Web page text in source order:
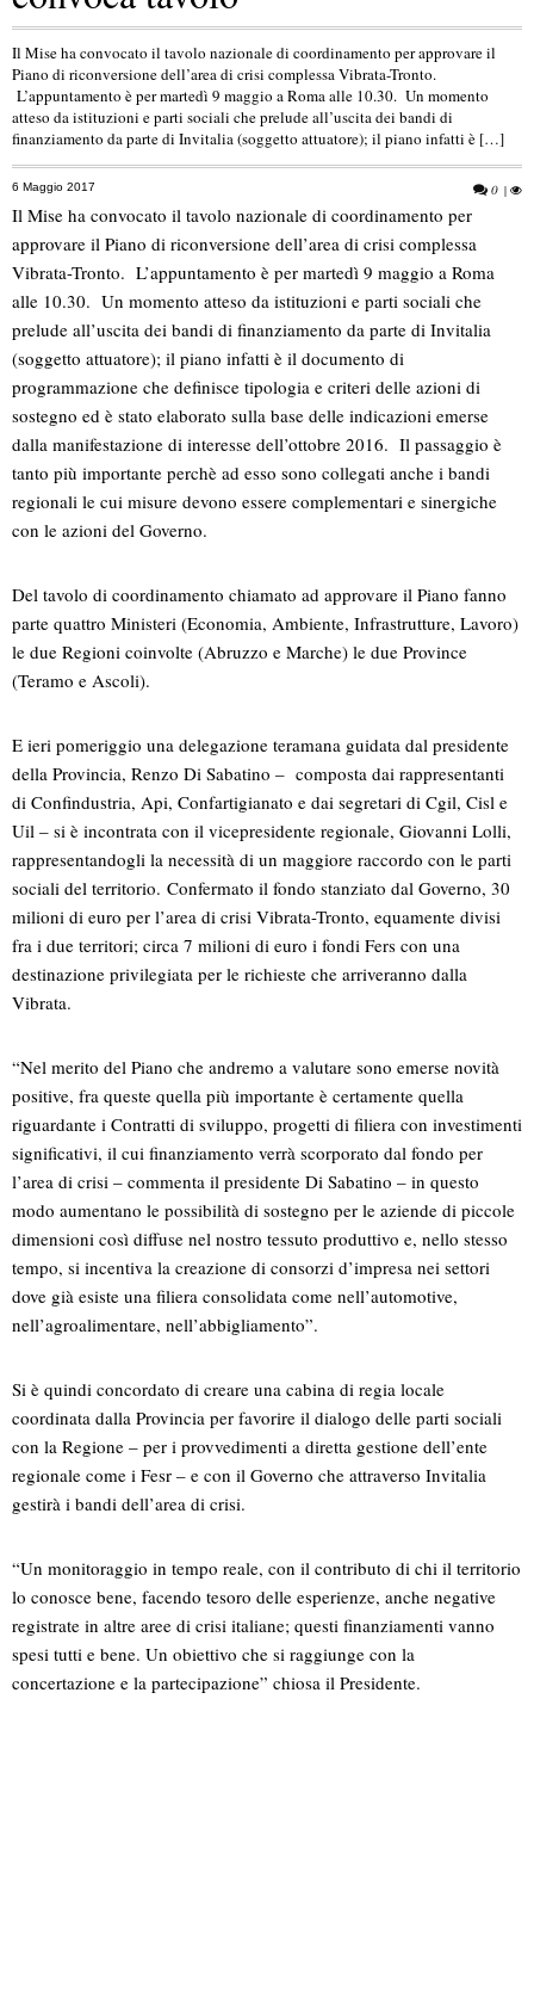
Il Mise ha convocato il tavolo nazionale di coordinamento per approvare il
Piano di riconversione dell’area di crisi complessa Vibrata-Tronto.
L’appuntamento è per martedì 9 maggio a Roma alle 10.30. Un momento
atteso da istituzioni e parti sociali che prelude all’uscita dei bandi di
finanziamento da parte di Invitalia (soggetto attuatore); il piano infatti è […]
6 Maggio 2017 0 |
Il Mise ha convocato il tavolo nazionale di coordinamento per
approvare il Piano di riconversione dell’area di crisi complessa
Vibrata-Tronto. L’appuntamento è per martedì 9 maggio a Roma
alle 10.30. Un momento atteso da istituzioni e parti sociali che
prelude all’uscita dei bandi di finanziamento da parte di Invitalia
(soggetto attuatore); il piano infatti è il documento di
programmazione che definisce tipologia e criteri delle azioni di
sostegno ed è stato elaborato sulla base delle indicazioni emerse
dalla manifestazione di interesse dell’ottobre 2016. Il passaggio è
tanto più importante perchè ad esso sono collegati anche i bandi
regionali le cui misure devono essere complementari e sinergiche
con le azioni del Governo.
Del tavolo di coordinamento chiamato ad approvare il Piano fanno
parte quattro Ministeri (Economia, Ambiente, Infrastrutture, Lavoro)
le due Regioni coinvolte (Abruzzo e Marche) le due Province
(Teramo e Ascoli).
E ieri pomeriggio una delegazione teramana guidata dal presidente
della Provincia, Renzo Di Sabatino – composta dai rappresentanti
di Confindustria, Api, Confartigianato e dai segretari di Cgil, Cisl e
Uil – si è incontrata con il vicepresidente regionale, Giovanni Lolli,
rappresentandogli la necessità di un maggiore raccordo con le parti
sociali del territorio. Confermato il fondo stanziato dal Governo, 30
milioni di euro per l’area di crisi Vibrata-Tronto, equamente divisi
fra i due territori; circa 7 milioni di euro i fondi Fers con una
destinazione privilegiata per le richieste che arriveranno dalla
Vibrata.
“Nel merito del Piano che andremo a valutare sono emerse novità
positive, fra queste quella più importante è certamente quella
riguardante i Contratti di sviluppo, progetti di filiera con investimenti
significativi, il cui finanziamento verrà scorporato dal fondo per
l’area di crisi – commenta il presidente Di Sabatino – in questo
modo aumentano le possibilità di sostegno per le aziende di piccole
dimensioni così diffuse nel nostro tessuto produttivo e, nello stesso
tempo, si incentiva la creazione di consorzi d’impresa nei settori
dove già esiste una filiera consolidata come nell’automotive,
nell’agroalimentare, nell’abbigliamento”.
Si è quindi concordato di creare una cabina di regia locale
coordinata dalla Provincia per favorire il dialogo delle parti sociali
con la Regione – per i provvedimenti a diretta gestione dell’ente
regionale come i Fesr – e con il Governo che attraverso Invitalia
gestirà i bandi dell’area di crisi.
“Un monitoraggio in tempo reale, con il contributo di chi il territorio
lo conosce bene, facendo tesoro delle esperienze, anche negative
registrate in altre aree di crisi italiane; questi finanziamenti vanno
spesi tutti e bene. Un obiettivo che si raggiunge con la
concertazione e la partecipazione” chiosa il Presidente.